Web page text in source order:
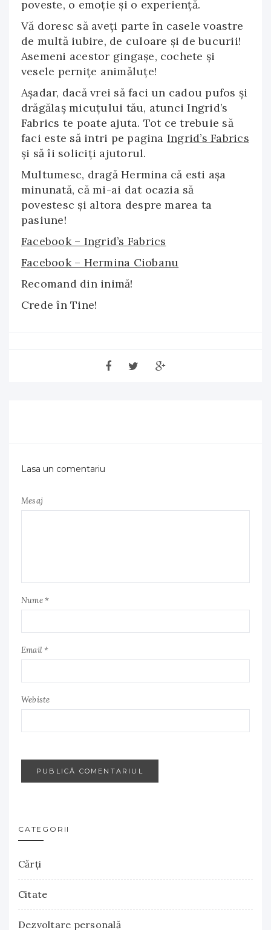
poveste, o emoție și o experiență.
Vă doresc să aveți parte în casele voastre
de multă iubire, de culoare și de bucurii!
Asemeni acestor gingașe, cochete și
vesele pernițe animăluţe!
Aşadar, dacă vrei să faci un cadou pufos şi
drăgălaş micuţului tău, atunci Ingrid’s
Fabrics te poate ajuta. Tot ce trebuie să
faci este să intri pe pagina Ingrid’s Fabrics
şi să îi soliciţi ajutorul.
Multumesc, dragă Hermina că esti aşa
minunată, că mi-ai dat ocazia să
povestesc şi altora despre marea ta
pasiune!
Facebook – Ingrid’s Fabrics
Facebook – Hermina Ciobanu
Recomand din inimă!
Crede în Tine!
Lasa un comentariu
Mesaj
Nume *
Email *
Webiste
CATEGORII
Cărţi
Citate
Dezvoltare personală